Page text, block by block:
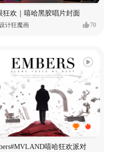
狂欢｜嘻哈黑胶唱片封面
计狂魔画 70
嘻哈狂欢派对